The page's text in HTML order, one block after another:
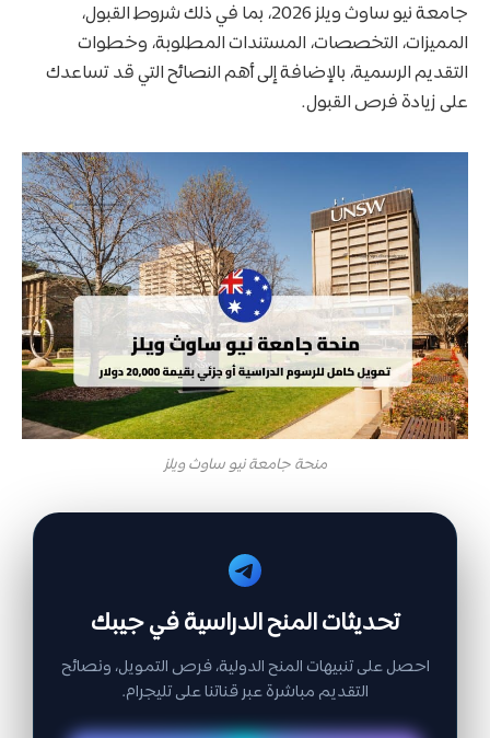
جامعة نيو ساوث ويلز 2026، بما في ذلك شروط القبول،
المميزات، التخصصات، المستندات المطلوبة، وخطوات
التقديم الرسمية، بالإضافة إلى أهم النصائح التي قد تساعدك
على زيادة فرص القبول.
منحة جامعة نيو ساوث ويلز
تحديثات المنح الدراسية في جيبك
احصل على تنبيهات المنح الدولية، فرص التمويل، ونصائح
التقديم مباشرة عبر قناتنا على تليجرام.